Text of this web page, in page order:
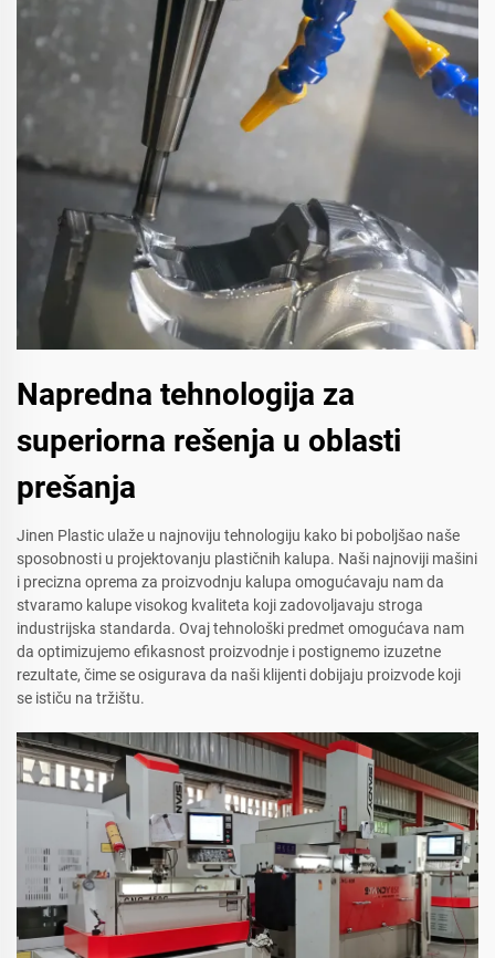
Napredna tehnologija za
superiorna rešenja u oblasti
prešanja
Jinen Plastic ulaže u najnoviju tehnologiju kako bi poboljšao naše
sposobnosti u projektovanju plastičnih kalupa. Naši najnoviji mašini
i precizna oprema za proizvodnju kalupa omogućavaju nam da
stvaramo kalupe visokog kvaliteta koji zadovoljavaju stroga
industrijska standarda. Ovaj tehnološki predmet omogućava nam
da optimizujemo efikasnost proizvodnje i postignemo izuzetne
rezultate, čime se osigurava da naši klijenti dobijaju proizvode koji
se ističu na tržištu.